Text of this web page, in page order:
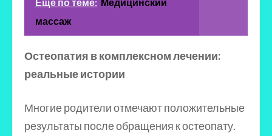
массаж
Остеопатия в комплексном лечении:
реальные истории
Многие родители отмечают положительные
результаты после обращения к остеопату.